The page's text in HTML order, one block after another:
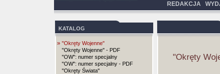
REDAKCJA
KATALOG
» "Okręty Wojenne"
"Okręty Wojenne" - PDF
"OW": numer specjalny
"OW": numer specjalny - PDF
"Okręty Świata"
"Okręty